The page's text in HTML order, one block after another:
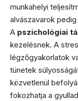
munkahelyi
alvászavarok
A pszichológiai
kezelésnek. A
légzőgyakorlatok
tünetek
közvetlenül
fokozhatja a